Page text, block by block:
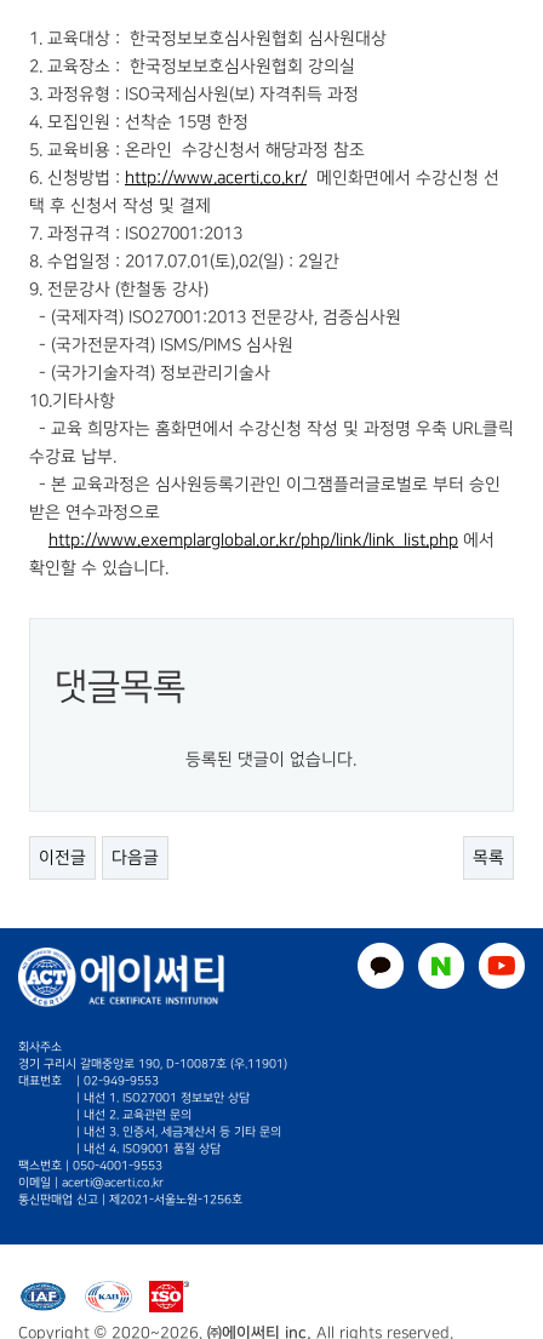
1. 교육대상 : 한국정보보호심사원협회 심사원대상
2. 교육장소 : 한국정보보호심사원협회 강의실
3. 과정유형 : ISO국제심사원(보) 자격취득 과정
4. 모집인원 : 선착순 15명 한정
5. 교육비용 : 온라인 수강신청서 해당과정 참조
6. 신청방법 : http://www.acerti.co.kr/메인화면에서 수강신청 선
택 후 신청서 작성 및 결제
7. 과정규격 : ISO27001:2013
8. 수업일정 : 2017.07.01(토),02(일) : 2일간
9. 전문강사 (한철동 강사)
- (국제자격) ISO27001:2013 전문강사, 검증심사원
- (국가전문자격) ISMS/PIMS 심사원
- (국가기술자격) 정보관리기술사
10.기타사항
- 교육 희망자는 홈화면에서 수강신청 작성 및 과정명 우축 URL클릭
수강료 납부.
- 본 교육과정은 심사원등록기관인 이그잼플러글로벌로 부터 승인
받은 연수과정으로
http://www.exemplarglobal.or.kr/php/link/link_list.php에서
확인할 수 있습니다.
댓글목록
등록된 댓글이 없습니다.
이전글 다음글 목록
회사주소
경기 구리시 갈매중앙로 190, D-10087호 (우.11901)
대표번호
02-949-9553
| 내선 1. ISO27001 정보보안 상담
| 내선 2. 교육관련 문의
| 내선 3. 인증서, 세금계산서 등 기타 문의
| 내선 4. ISO9001 품질 상담
팩스번호 | 050-4001-9553
이메일 | acerti@acerti.co.kr
통신판매업 신고 | 제2021-서울노원-1256호
Copyright © 2020~2026. ㈜에이써티 inc. All rights reserved.